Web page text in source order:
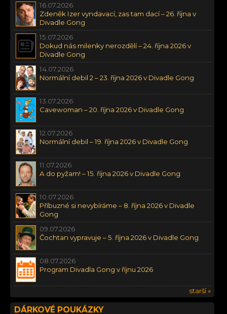
16.07.2026
Zdeněk Izer vyndavací, zas tam dací – 26. října v
Divadle Gong
15.07.2026
Dokud nás milenky nerozdělí – 24. října 2026 v
Divadle Gong
14.07.2026
Normální debil 2 – 23. října 2026 v Divadle Gong
13.07.2026
Cavewoman – 20. října 2026 v Divadle Gong
12.07.2026
Normální debil – 19. října 2026 v Divadle Gong
11.07.2026
A do pyžam! – 15. října 2026 v Divadle Gong
10.07.2026
Příbuzné si nevybíráme – 8. října 2026 v Divadle
Gong
09.07.2026
Čochtan vypravuje – 5. října 2026 v Divadle Gong
08.07.2026
Program Divadla Gong v říjnu 2026
starší »
DÁRKOVÉ POUKÁZKY